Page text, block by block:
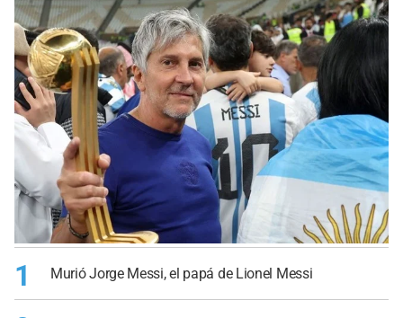
1 Murió Jorge Messi, el papá de Lionel Messi